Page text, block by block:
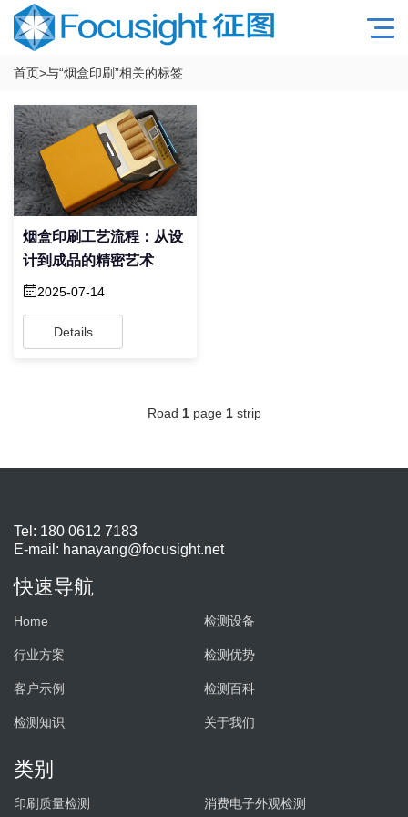
首页>与“烟盒印刷”相关的标签
烟盒印刷工艺流程：从设
计到成品的精密艺术
2025-07-14
Details
Road 1page 1strip
Tel: 180 0612 7183
E-mail: hanayang@focusight.net
快速导航
Home 检测设备
行业方案 检测优势
客户示例 检测百科
检测知识 关于我们
类别
印刷质量检测 消费电子外观检测